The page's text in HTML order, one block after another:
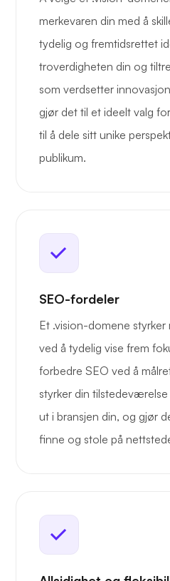
merkevaren din med å
tydelig og fremtidsrettet
troverdigheten din og
som verdsetter
gjør det til et ideelt valg
til å dele sitt unike
publikum.
SEO-fordeler
Et .vision-domene
ved å tydelig vise frem
forbedre SEO ved å
styrker din
ut i bransjen din, og gjør
finne og stole på